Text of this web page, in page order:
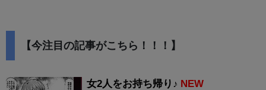
【今注目の記事がこちら！！！】
女2人をお持ち帰り♪ NEW